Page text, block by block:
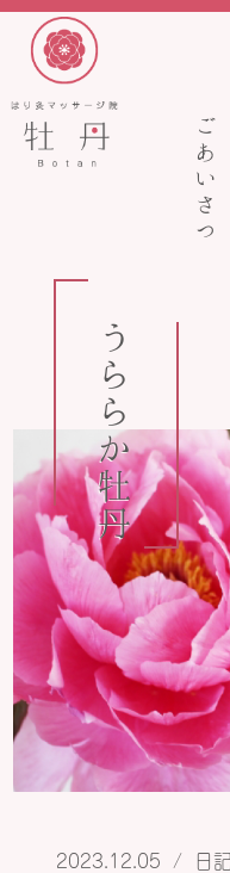
ごあいさつ
うららか牡丹
2023.12.05 / 日記